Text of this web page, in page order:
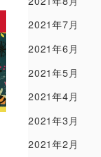
2021年7月
2021年6月
2021年5月
2021年4月
2021年3月
2021年2月